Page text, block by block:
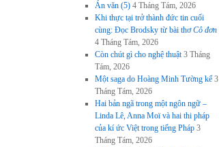
Án văn (5) 4 Tháng Tám, 2026
Khi thực tại trở thành đức tin cuối
cùng: Đọc Brodsky từ bài thơCô đơn
4 Tháng Tám, 2026
Còn chút gì cho nghệ thuật 3 Tháng
Tám, 2026
Một saga do Hoàng Minh Tường kể 3
Tháng Tám, 2026
Hai bản ngã trong một ngôn ngữ –
Linda Lê, Anna Moï và hai thi pháp
của kí ức Việt trong tiếng Pháp 3
Tháng Tám, 2026